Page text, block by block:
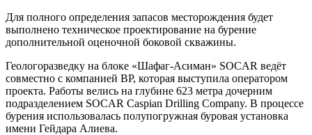
Для полного определения запасов месторождения будет
выполнено техническое проектирование на бурение
дополнительной оценочной боковой скважины.
Геологоразведку на блоке «Шафаг-Асиман» SOCAR ведёт
совместно с компанией BP, которая выступила оператором
проекта. Работы велись на глубине 623 метра дочерним
подразделением SOCAR Caspian Drilling Company. В процессе
бурения использовалась полупогружная буровая установка
имени Гейдара Алиева.